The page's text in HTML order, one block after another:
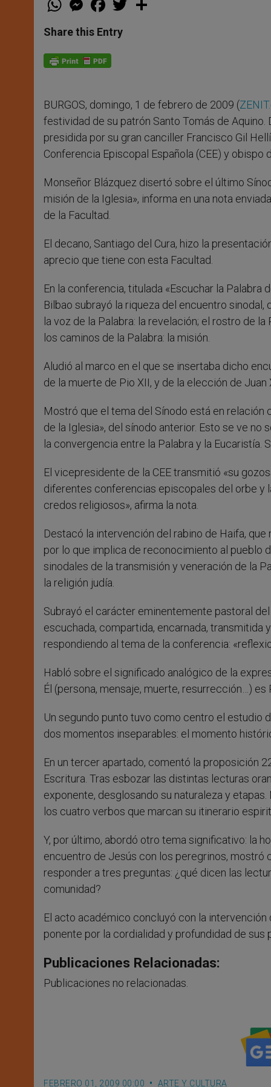
t
s
p
p
e
s
e
g
e
a
e
b
o
k
w
Share this Entry
BURGOS, domingo, 1 de febrero de 2009 (
festividad de su patrón Santo Tomás de
presidida por su gran canciller Francisco Gil
Conferencia Episcopal Española (CEE) y obispo
Monseñor Blázquez disertó sobre el último
misión de la Iglesia», informa en una nota
de la Facultad.
El decano, Santiago del Cura, hizo la
aprecio que tiene con esta Facultad.
En la conferencia, titulada «Escuchar la
Bilbao subrayó la riqueza del encuentro
la voz de la Palabra: la revelación; el rostro de
los caminos de la Palabra: la misión.
Aludió al marco en el que se insertaba dicho
de la muerte de Pio XII, y de la elección de Juan
Mostró que el tema del Sínodo está en relación
de la Iglesia», del sínodo anterior. Esto se ve
la convergencia entre la Palabra y la Eucaristía.
El vicepresidente de la CEE transmitió «su
diferentes conferencias episcopales del orbe y
credos religiosos», afirma la nota.
Destacó la intervención del rabino de Haifa,
por lo que implica de reconocimiento al pueblo
sinodales de la transmisión y veneración de la
la religión judía.
Subrayó el carácter eminentemente pastoral
escuchada, compartida, encarnada, transmitida
respondiendo al tema de la conferencia:
Habló sobre el significado analógico de la
Él (persona, mensaje, muerte, resurrección…)
Un segundo punto tuvo como centro el estudio
dos momentos inseparables: el momento
En un tercer apartado, comentó la proposición
Escritura. Tras esbozar las distintas lecturas
exponente, desglosando su naturaleza y
los cuatro verbos que marcan su itinerario
Y, por último, abordó otro tema significativo: la
encuentro de Jesús con los peregrinos, mostró
responder a tres preguntas: ¿qué dicen las
comunidad?
El acto académico concluyó con la intervención
ponente por la cordialidad y profundidad de sus
Publicaciones Relacionadas:
Publicaciones no relacionadas.
FEBRERO 01, 2009 00:00 ARTE Y CULTURA